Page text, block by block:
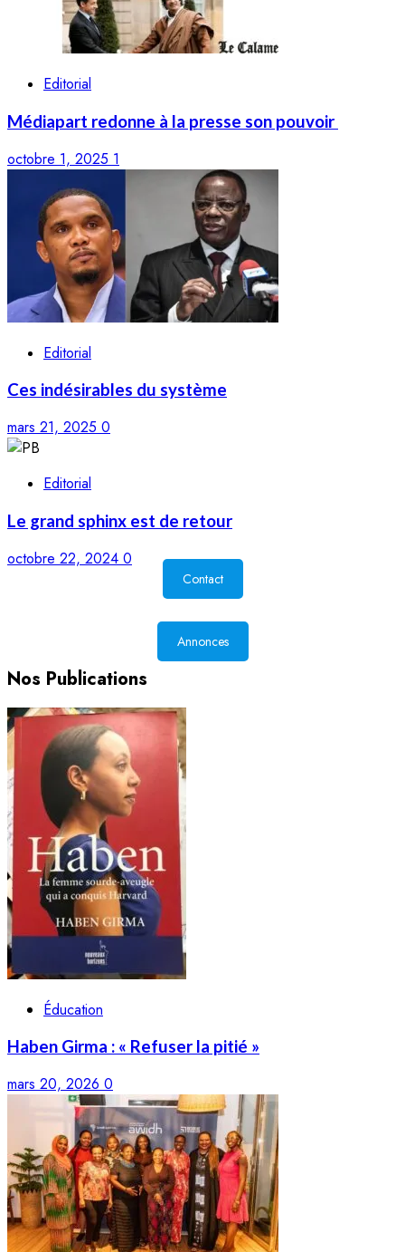
Editorial
Médiapart redonne à la presse son pouvoir
octobre 1, 2025 1
Editorial
Ces indésirables du système
mars 21, 2025 0
Editorial
Le grand sphinx est de retour
octobre 22, 2024 0
Contact
Annonces
Nos Publications
Éducation
Haben Girma : « Refuser la pitié »
mars 20, 2026 0